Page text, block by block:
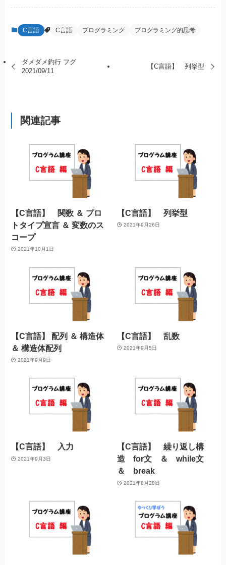
C言語 C言語 プログラミング プログラミング的思考
ダメダメ釣行 フグ
2021/09/11
【C言語】 列挙型
関連記事
【C言語】 関数 ＆ プロ
トタイプ宣言 ＆ 変数のス
コープ
2021年10月1日
【C言語】 列挙型
2021年9月26日
【C言語】 配列 ＆ 構造体
＆ 構造体配列
2021年9月9日
【C言語】 乱数
2021年9月5日
【C言語】 入力
2021年9月3日
【C言語】 繰り返し構
造 for文 ＆ while文
＆ break
2021年8月28日